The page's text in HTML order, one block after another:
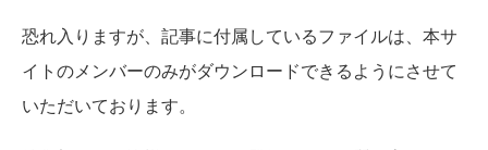
恐れ入りますが、記事に付属しているファイルは、本サ
イトのメンバーのみがダウンロードできるようにさせて
いただいております。